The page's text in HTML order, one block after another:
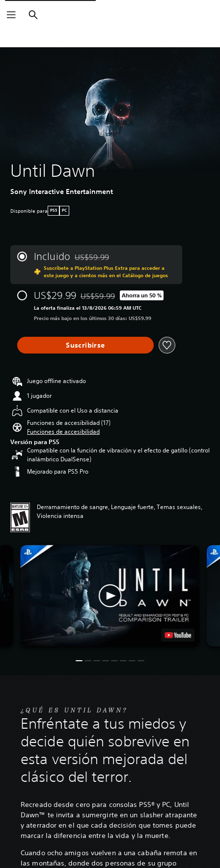
Buscar
Until Dawn
Sony Interactive Entertainment
Disponible para PS5 PC
Incluido Rebajado del precio original de US$59.99
US$59.99
Suscríbete a PlayStation Plus Extra para acceder a
este juego y a cientos más en el Catálogo de juegos
US$29.99 Rebajado del precio original de US$59.99
US$59.99 Ahorra un 50 %
La oferta finaliza el 13/8/2026 06:59 AM UTC
Precio más bajo en los últimos 30 días: US$59.99
Suscribirse
Juego offline activado
1 jugador
Compatible con el Uso a distancia
Funciones de accesibilidad (17)
Funciones de accesibilidad
Versión para PS5
Compatible con la función de vibración y el efecto de gatillo (control
inalámbrico DualSense)
Mejorado para PS5 Pro
Derramamiento de sangre, Lenguaje fuerte, Temas sexuales,
Violencia intensa
¿QUÉ ES UNTIL DAWN?
Enfréntate a tus miedos y
decide quién sobrevive en
esta versión mejorada del
clásico del terror.
Recreado desde cero para consolas PS5® y PC, Until
Dawn™ te invita a sumergirte en un slasher atrapante
y aterrador en el que cada decisión que tomes puede
marcar la diferencia entre la vida y la muerte.
Cuando ocho amigos vuelven a una cabaña remota en
las montañas, donde dos personas de su grupo